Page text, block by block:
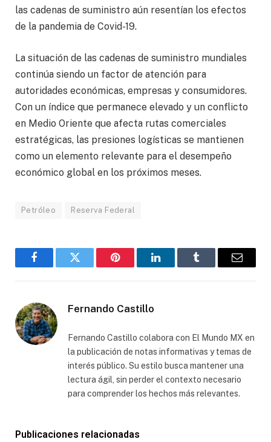
las cadenas de suministro aún resentían los efectos
de la pandemia de Covid-19.
La situación de las cadenas de suministro mundiales
continúa siendo un factor de atención para
autoridades económicas, empresas y consumidores.
Con un índice que permanece elevado y un conflicto
en Medio Oriente que afecta rutas comerciales
estratégicas, las presiones logísticas se mantienen
como un elemento relevante para el desempeño
económico global en los próximos meses.
Petróleo Reserva Federal
FacebookGorjeo Pinterest LinkedInTumblr
Correo
Fernando Castillo
Fernando Castillo colabora con El Mundo MX en
la publicación de notas informativas y temas de
interés público. Su estilo busca mantener una
lectura ágil, sin perder el contexto necesario
para comprender los hechos más relevantes.
Publicaciones relacionadas